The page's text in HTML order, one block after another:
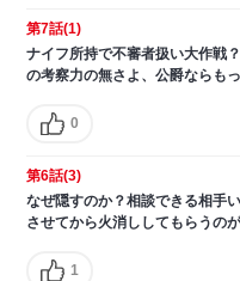
第7話(1)
ナイフ所持で不審者扱い大作戦
の考察力の無さよ、公爵ならも
0
第6話(3)
なぜ隠すのか？相談できる相手
させてから火消ししてもらうの
1